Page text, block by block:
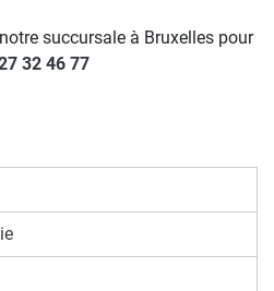
succursale à Bruxelles pour
32 46 77